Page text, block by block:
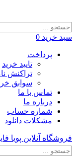
سبد خرید 0
پرداخت
تایید خرید
تراکنش
سوابق
تماس با ما
درباره ما
شماره حساب
مشکلات دانلود
فروشگاه آنلاین پویا